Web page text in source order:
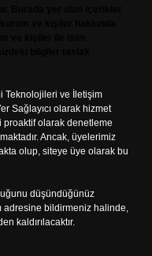
Teknolojileri ve İletişim
Sağlayıcı olarak hizmet
olarak denetleme
Ancak, üyelerimiz
olup, siteye üye olarak bu
düşündüğünüz
adresine bildirmeniz halinde,
kaldırılacaktır.